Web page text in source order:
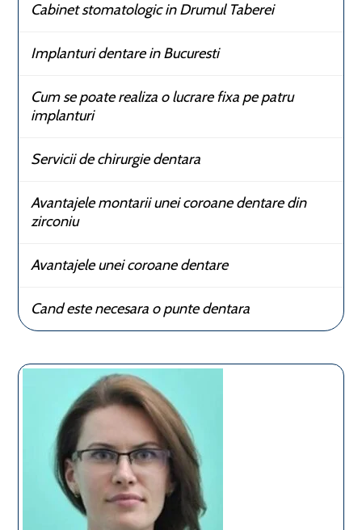
Cabinet stomatologic in Drumul Taberei
Implanturi dentare in Bucuresti
Cum se poate realiza o lucrare fixa pe patru
implanturi
Servicii de chirurgie dentara
Avantajele montarii unei coroane dentare din
zirconiu
Avantajele unei coroane dentare
Cand este necesara o punte dentara